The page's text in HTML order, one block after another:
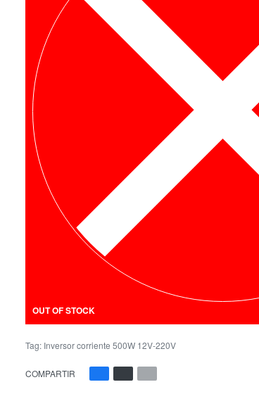
OUT OF STOCK
Tag: Inversor corriente 500W 12V-220V
COMPARTIR